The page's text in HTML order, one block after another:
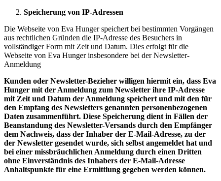
Speicherung von IP-Adressen
Die Webseite von Eva Hunger speichert bei bestimmten Vorgängen
aus rechtlichen Gründen die IP-Adresse des Besuchers in
vollständiger Form mit Zeit und Datum. Dies erfolgt für die
Webseite von Eva Hunger insbesondere bei der Newsletter-
Anmeldung
Kunden oder Newsletter-Bezieher willigen hiermit ein, dass Eva
Hunger mit der Anmeldung zum Newsletter ihre IP-Adresse
mit Zeit und Datum der Anmeldung speichert und mit den für
den Empfang des Newsletters genannten personenbezogenen
Daten zusammenführt. Diese Speicherung dient in Fällen der
Beanstandung des Newsletter-Versands durch den Empfänger
dem Nachweis, dass der Inhaber der E-Mail-Adresse, zu der
der Newsletter gesendet wurde, sich selbst angemeldet hat und
bei einer missbräuchlichen Anmeldung durch einen Dritten
ohne Einverständnis des Inhabers der E-Mail-Adresse
Anhaltspunkte für eine Ermittlung gegeben werden können.